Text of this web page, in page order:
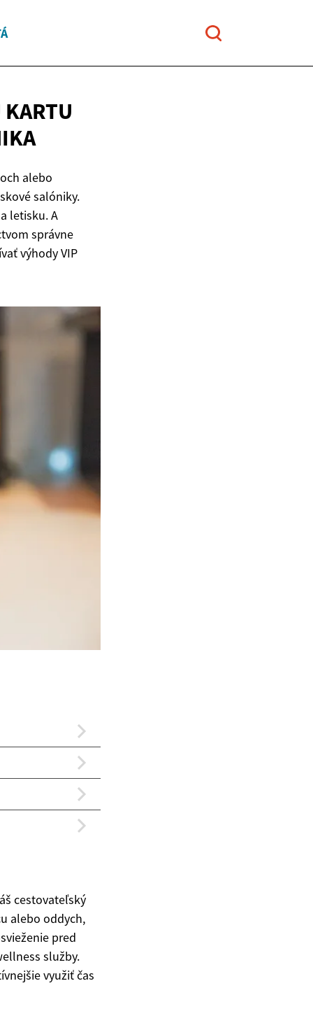
alebo
salóniky.
letisku. A
správne
výhody VIP
cestovateľský
alebo oddych,
pred
služby.
využiť čas